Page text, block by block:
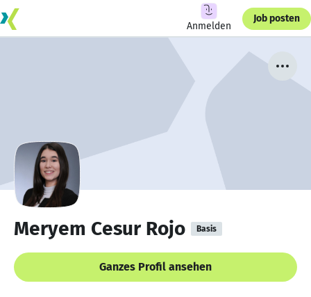
Anmelden
Job posten
Meryem Cesur Rojo Basis
Ganzes Profil ansehen